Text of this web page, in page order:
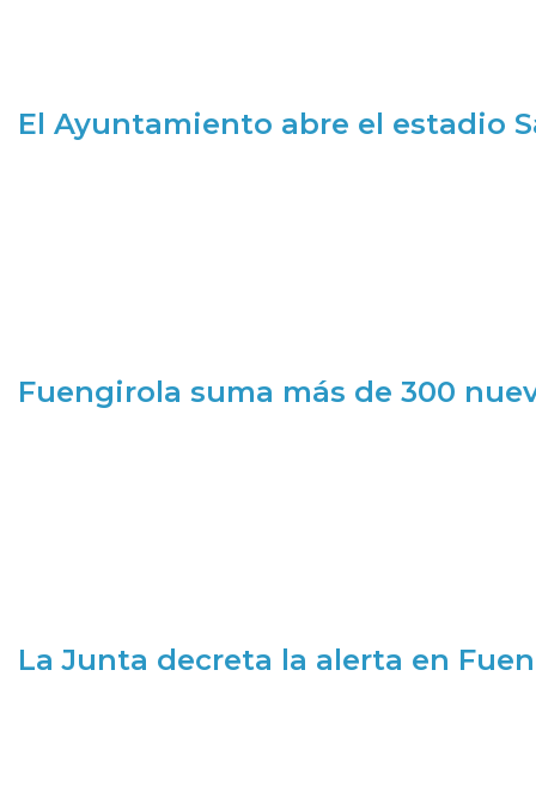
El Ayuntamiento abre el estadio
Fuengirola suma más de 300
La Junta decreta la alerta en